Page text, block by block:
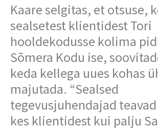
Kaare selgitas, et otsuse,
sealsetest klientidest Tori
hooldekodusse kolima
Sõmera Kodu ise,
keda kellega uues kohas
majutada. “Sealsed
tegevusjuhendajad
kes klientidest kui palju